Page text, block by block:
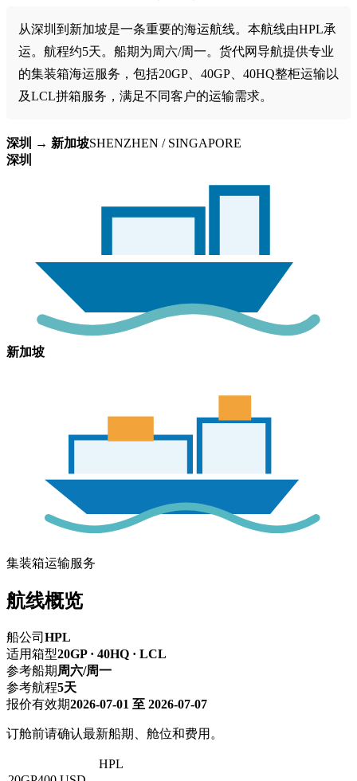
从深圳到新加坡是一条重要的海运航线。本航线由HPL承
运。航程约5天。船期为周六/周一。货代网导航提供专业
的集装箱海运服务，包括20GP、40GP、40HQ整柜运输以
及LCL拼箱服务，满足不同客户的运输需求。
深圳 → 新加坡SHENZHEN / SINGAPORE
深圳
新加坡
集装箱运输服务
航线概览
船公司 HPL
适用箱型20GP · 40HQ · LCL
参考船期 周六/周一
参考航程5天
报价有效期2026-07-01 至 2026-07-07
订舱前请确认最新船期、舱位和费用。
HPL